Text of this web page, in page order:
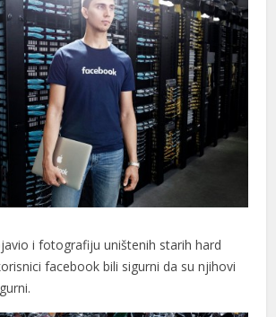
i fotografiju uništenih starih hard
facebook bili sigurni da su njihovi